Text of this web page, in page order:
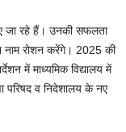
जा रहे हैं। उनकी सफलता
नाम रोशन करेंगे। 2025 की
में माध्यमिक विद्यालय में
परिषद व निदेशालय के नए